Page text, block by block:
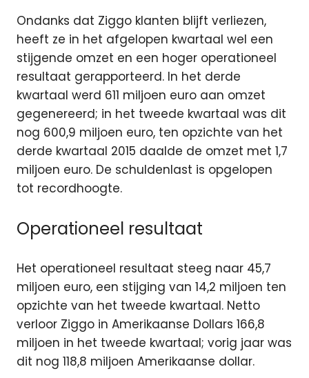
Ondanks dat Ziggo klanten blijft verliezen,
heeft ze in het afgelopen kwartaal wel een
stijgende omzet en een hoger operationeel
resultaat gerapporteerd. In het derde
kwartaal werd 611 miljoen euro aan omzet
gegenereerd; in het tweede kwartaal was dit
nog 600,9 miljoen euro, ten opzichte van het
derde kwartaal 2015 daalde de omzet met 1,7
miljoen euro. De schuldenlast is opgelopen
tot recordhoogte.
Operationeel resultaat
Het operationeel resultaat steeg naar 45,7
miljoen euro, een stijging van 14,2 miljoen ten
opzichte van het tweede kwartaal. Netto
verloor Ziggo in Amerikaanse Dollars 166,8
miljoen in het tweede kwartaal; vorig jaar was
dit nog 118,8 miljoen Amerikaanse dollar.